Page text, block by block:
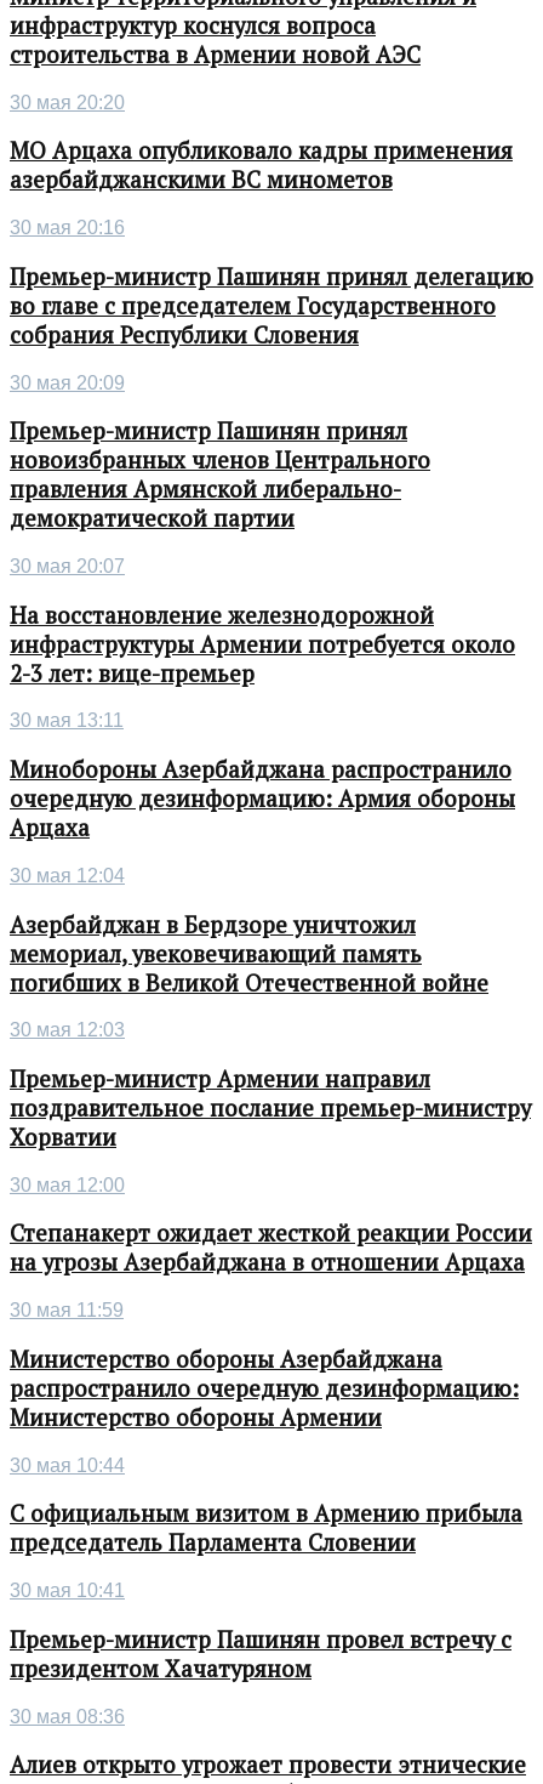
инфраструктур коснулся вопроса
строительства в Армении новой АЭС
30 мая 20:20
МО Арцаха опубликовало кадры применения
азербайджанскими ВС минометов
30 мая 20:16
Премьер-министр Пашинян принял делегацию
во главе с председателем Государственного
собрания Республики Словения
30 мая 20:09
Премьер-министр Пашинян принял
новоизбранных членов Центрального
правления Армянской либерально-
демократической партии
30 мая 20:07
На восстановление железнодорожной
инфраструктуры Армении потребуется около
2-3 лет: вице-премьер
30 мая 13:11
Минобороны Азербайджана распространило
очередную дезинформацию: Армия обороны
Арцаха
30 мая 12:04
Азербайджан в Бердзоре уничтожил
мемориал, увековечивающий память
погибших в Великой Отечественной войне
30 мая 12:03
Премьер-министр Армении направил
поздравительное послание премьер-министру
Хорватии
30 мая 12:00
Степанакерт ожидает жесткой реакции России
на угрозы Азербайджана в отношении Арцаха
30 мая 11:59
Министерство обороны Азербайджана
распространило очередную дезинформацию:
Министерство обороны Армении
30 мая 10:44
С официальным визитом в Армению прибыла
председатель Парламента Словении
30 мая 10:41
Премьер-министр Пашинян провел встречу с
президентом Хачатуряном
30 мая 08:36
Алиев открыто угрожает провести этнические